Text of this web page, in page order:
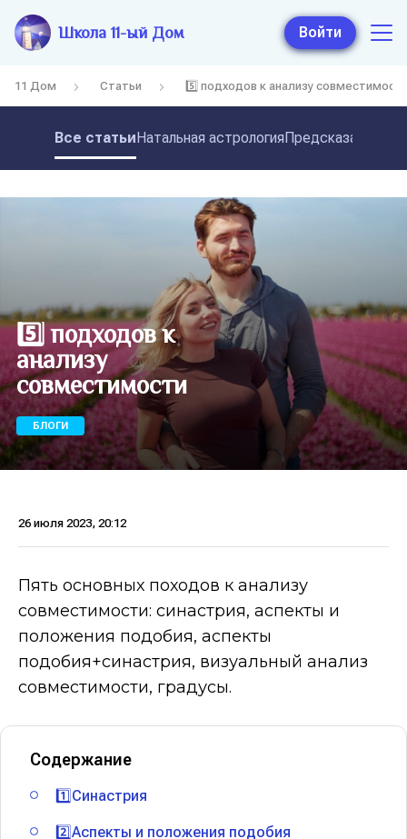
Школа 11-ый Дом Войти
11 Дом Статьи 5️⃣ подходов к анализу
Все статьиНатальная астрология
5️⃣ подходов к
анализу
совместимости
БЛОГИ
26 июля 2023, 20:12
Пять основных походов к анализу
совместимости: синастрия, аспекты и
положения подобия, аспекты
подобия+синастрия, визуальный анализ
совместимости, градусы.
Содержание
1️⃣Синастрия
2️⃣Аспекты и положения подобия